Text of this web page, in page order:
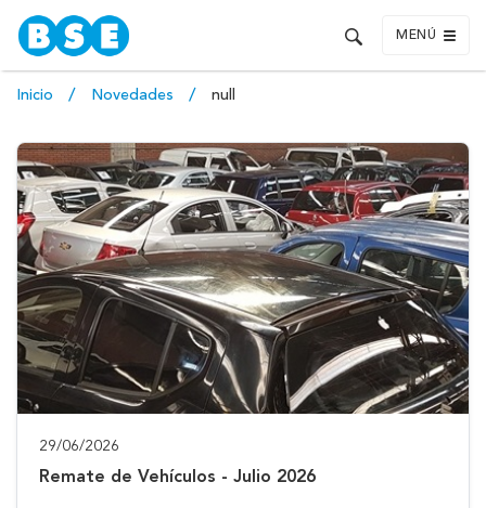
MENÚ
Inicio Novedades null
29/06/2026
Remate de Vehículos - Julio 2026